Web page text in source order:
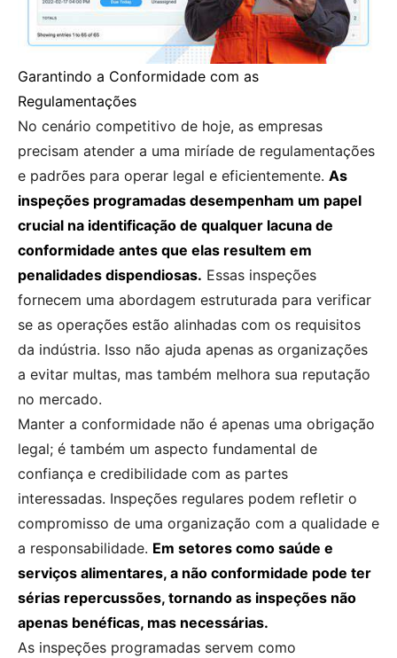
Garantindo a Conformidade com as
Regulamentações
No cenário competitivo de hoje, as empresas
precisam atender a uma miríade de regulamentações
e padrões para operar legal e eficientemente. As
inspeções programadas desempenham um papel
crucial na identificação de qualquer lacuna de
conformidade antes que elas resultem em
penalidades dispendiosas. Essas inspeções
fornecem uma abordagem estruturada para verificar
se as operações estão alinhadas com os requisitos
da indústria. Isso não ajuda apenas as organizações
a evitar multas, mas também melhora sua reputação
no mercado.
Manter a conformidade não é apenas uma obrigação
legal; é também um aspecto fundamental de
confiança e credibilidade com as partes
interessadas. Inspeções regulares podem refletir o
compromisso de uma organização com a qualidade e
a responsabilidade. Em setores como saúde e
serviços alimentares, a não conformidade pode ter
sérias repercussões, tornando as inspeções não
apenas benéficas, mas necessárias.
As inspeções programadas servem como